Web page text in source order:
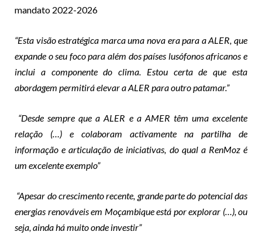
mandato 2022-2026
“Esta visão estratégica marca uma nova era para a ALER, que
expande o seu foco para além dos países lusófonos africanos e
inclui a componente do clima. Estou certa de que esta
abordagem permitirá elevar a ALER para outro patamar.”
“Desde sempre que a ALER e a AMER têm uma excelente
relação (…) e colaboram activamente na partilha de
informação e articulação de iniciativas, do qual a RenMoz é
um excelente exemplo”
“Apesar do crescimento recente, grande parte do potencial das
energias renováveis em Moçambique está por explorar (…), ou
seja, ainda há muito onde investir”